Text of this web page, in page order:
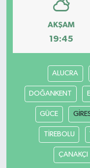
AKŞAM
19:45
ALUCRA
DOĞANKENT
GÜCE
TİREBOLU
ÇANAKÇI